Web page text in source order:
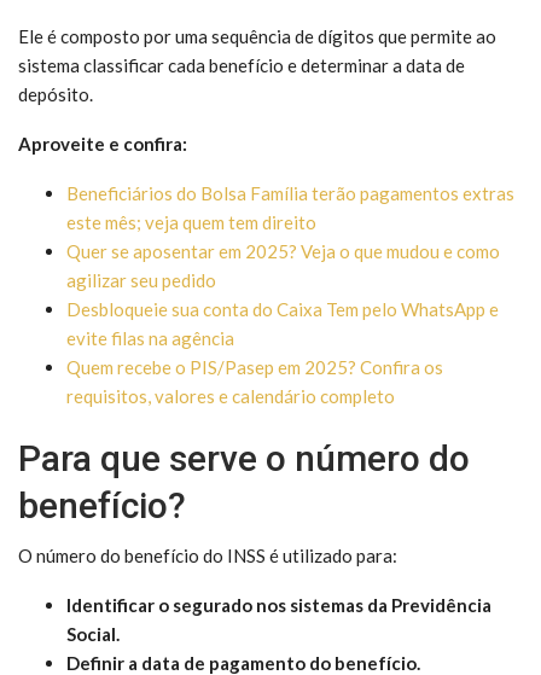
Ele é composto por uma sequência de dígitos que permite ao
sistema classificar cada benefício e determinar a data de
depósito.
Aproveite e confira:
Beneficiários do Bolsa Família terão pagamentos extras
este mês; veja quem tem direito
Quer se aposentar em 2025? Veja o que mudou e como
agilizar seu pedido
Desbloqueie sua conta do Caixa Tem pelo WhatsApp e
evite filas na agência
Quem recebe o PIS/Pasep em 2025? Confira os
requisitos, valores e calendário completo
Para que serve o número do
benefício?
O número do benefício do INSS é utilizado para:
Identificar o segurado nos sistemas da Previdência
Social.
Definir a data de pagamento do benefício.